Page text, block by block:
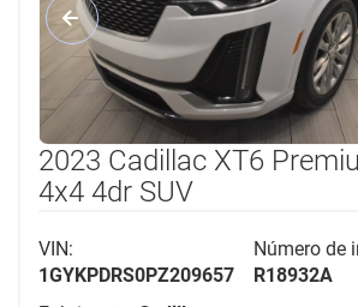
2023 Cadillac XT6
4x4 4dr SUV
VIN:
1GYKPDRS0PZ209657
Número de
R18932A